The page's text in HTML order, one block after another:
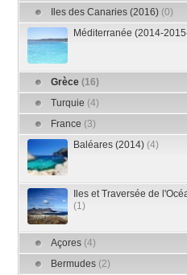
Iles des Canaries (2016) (0)
Méditerranée (2014-
Grèce(16)
Turquie (4)
France (3)
Baléares (2014) (4)
Iles et Traversée de
(1)
Açores (4)
Bermudes (2)